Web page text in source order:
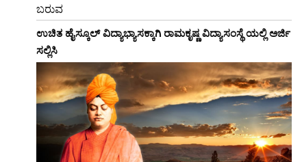
ಬರುವ
ಉಚಿತ ಹೈಸ್ಕೂಲ್ ವಿದ್ಯಾಭ್ಯಾಸಕ್ಕಾಗಿ ರಾಮಕೃಷ್ಣ ವಿದ್ಯಾಸಂಸ್ಥೆ ಯಲ್ಲಿ ಅರ್ಜಿ
ಸಲ್ಲಿಸಿ